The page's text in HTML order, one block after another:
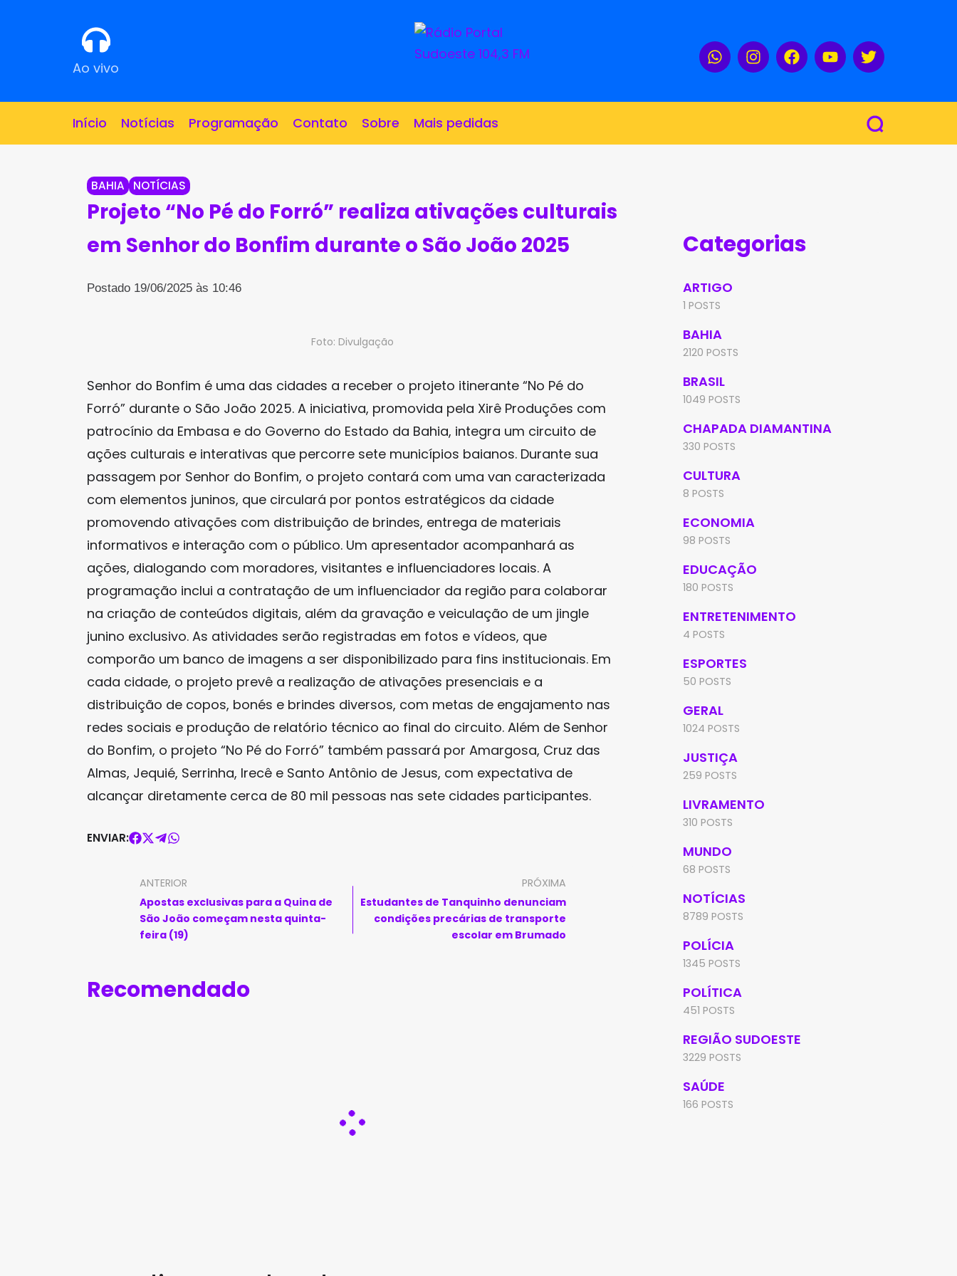
Ao vivo
Início Notícias Programação Contato Sobre Mais pedidas
BAHIA NOTÍCIAS
Projeto “No Pé do Forró” realiza ativações culturais
em Senhor do Bonfim durante o São João 2025
Postado 19/06/2025 às 10:46
Foto: Divulgação
Senhor do Bonfim é uma das cidades a receber o projeto itinerante “No Pé do
Forró” durante o São João 2025. A iniciativa, promovida pela Xirê Produções com
patrocínio da Embasa e do Governo do Estado da Bahia, integra um circuito de
ações culturais e interativas que percorre sete municípios baianos. Durante sua
passagem por Senhor do Bonfim, o projeto contará com uma van caracterizada
com elementos juninos, que circulará por pontos estratégicos da cidade
promovendo ativações com distribuição de brindes, entrega de materiais
informativos e interação com o público. Um apresentador acompanhará as
ações, dialogando com moradores, visitantes e influenciadores locais. A
programação inclui a contratação de um influenciador da região para colaborar
na criação de conteúdos digitais, além da gravação e veiculação de um jingle
junino exclusivo. As atividades serão registradas em fotos e vídeos, que
comporão um banco de imagens a ser disponibilizado para fins institucionais. Em
cada cidade, o projeto prevê a realização de ativações presenciais e a
distribuição de copos, bonés e brindes diversos, com metas de engajamento nas
redes sociais e produção de relatório técnico ao final do circuito. Além de Senhor
do Bonfim, o projeto “No Pé do Forró” também passará por Amargosa, Cruz das
Almas, Jequié, Serrinha, Irecê e Santo Antônio de Jesus, com expectativa de
alcançar diretamente cerca de 80 mil pessoas nas sete cidades participantes.
ENVIAR:
ANTERIOR
Apostas exclusivas para a Quina de
São João começam nesta quinta-
feira (19)
PRÓXIMA
Estudantes de Tanquinho denunciam
condições precárias de transporte
escolar em Brumado
Recomendado
Categorias
ARTIGO
1 POSTS
BAHIA
2120 POSTS
BRASIL
1049 POSTS
CHAPADA DIAMANTINA
330 POSTS
CULTURA
8 POSTS
ECONOMIA
98 POSTS
EDUCAÇÃO
180 POSTS
ENTRETENIMENTO
4 POSTS
ESPORTES
50 POSTS
GERAL
1024 POSTS
JUSTIÇA
259 POSTS
LIVRAMENTO
310 POSTS
MUNDO
68 POSTS
NOTÍCIAS
8789 POSTS
POLÍCIA
1345 POSTS
POLÍTICA
451 POSTS
REGIÃO SUDOESTE
3229 POSTS
SAÚDE
166 POSTS